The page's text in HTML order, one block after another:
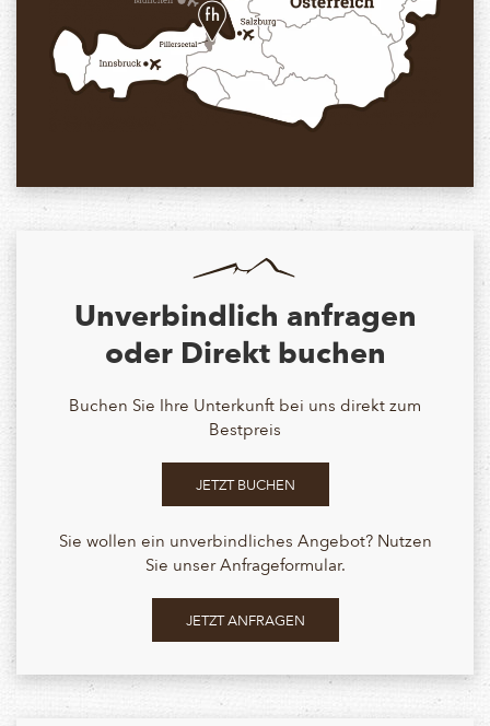
Unverbindlich anfragen
oder Direkt buchen
Buchen Sie Ihre Unterkunft bei uns direkt zum
Bestpreis
JETZT BUCHEN
Sie wollen ein unverbindliches Angebot? Nutzen
Sie unser Anfrageformular.
JETZT ANFRAGEN